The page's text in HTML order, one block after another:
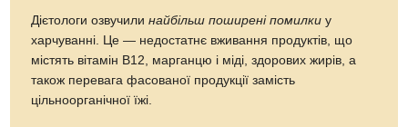
Дієтологи озвучилинайбільш поширені помилки у
харчуванні. Це — недостатнє вживання продуктів, що
містять вітамін В12, марганцю і міді, здорових жирів, а
також перевага фасованої продукції замість
цільноорганічної їжі.